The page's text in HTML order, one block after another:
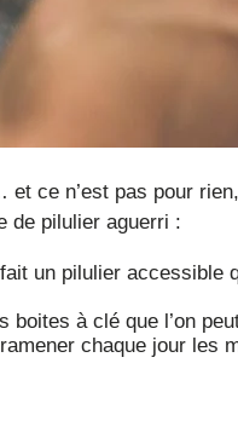
et ce n’est pas pour
de pilulier aguerri :
un pilulier accessible
boites à clé que l’on
chaque jour les